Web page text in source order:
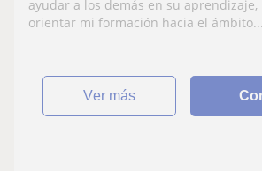
ayudar a los demás en su
orientar mi formación hacia el ámbito...
ver más